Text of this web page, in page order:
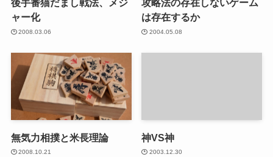
後手番猫だまし戦法、メジ
ャー化
2008.03.06
攻略法の存在しないゲーム
は存在するか
2004.05.08
無気力相撲と米長理論
2008.10.21
神VS神
2003.12.30